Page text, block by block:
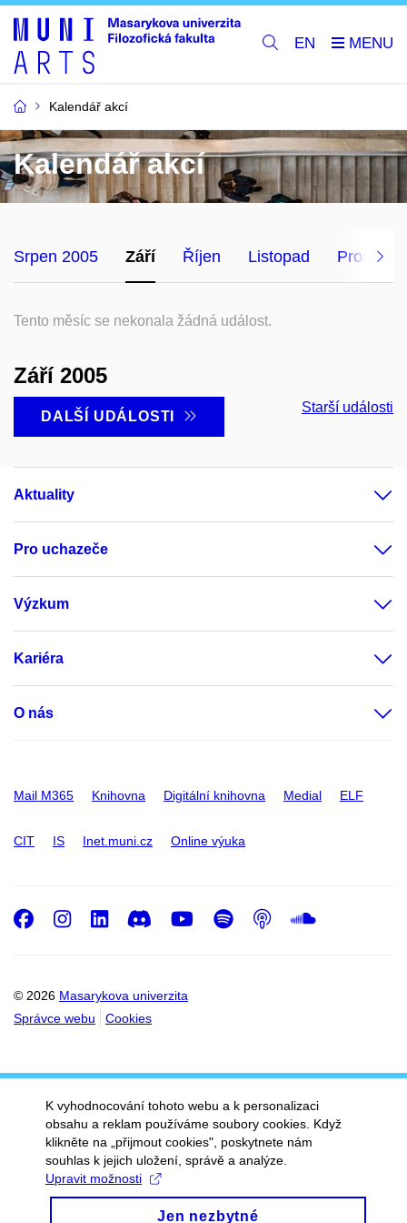
EN
Kalendář akcí
Kalendář akcí
Srpen 2005 Září Říjen Listopad Prosinec
Tento měsíc se nekonala žádná událost.
Září 2005
DALŠÍ UDÁLOSTI
Starší události
Aktuality
Pro uchazeče
Výzkum
Kariéra
O nás
Mail M365 Knihovna Digitální knihovna Medial ELF
CIT IS Inet.muni.cz Online výuka
© 2026 Masarykova univerzita
Správce webu
Cookies
Facebook
Instagram
LinkedIn
DiscordYoutube
Spotify
Podcast
K vyhodnocování tohoto webu a k personalizaci
obsahu a reklam používáme soubory cookies. Když
klikněte na „přijmout cookies", poskytnete nám
souhlas k jejich uložení, správě a analýze.
Upravit možnosti
Jen nezbytné